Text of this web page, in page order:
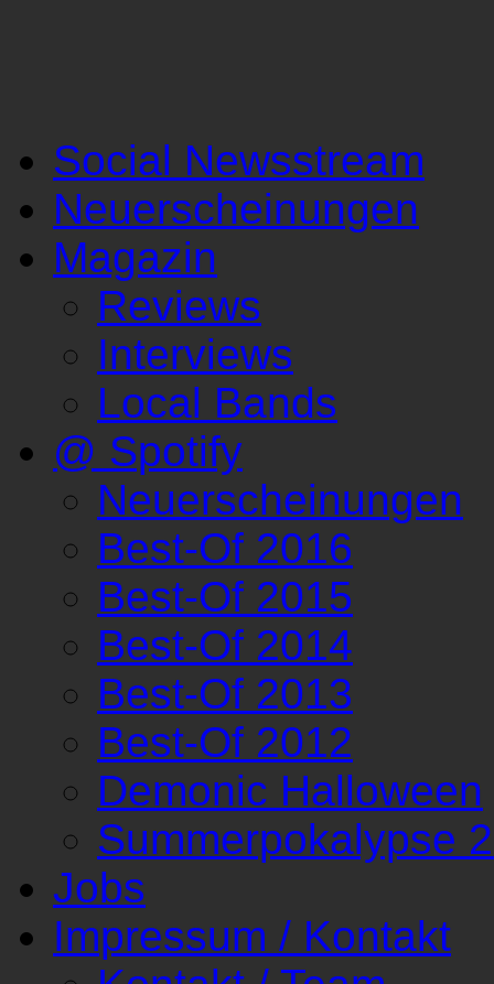
Social Newsstream
Neuerscheinungen
Magazin
Reviews
Interviews
Local Bands
@ Spotify
Neuerscheinungen
Best-Of 2016
Best-Of 2015
Best-Of 2014
Best-Of 2013
Best-Of 2012
Demonic Halloween
Summerpokalypse
Jobs
Impressum / Kontakt